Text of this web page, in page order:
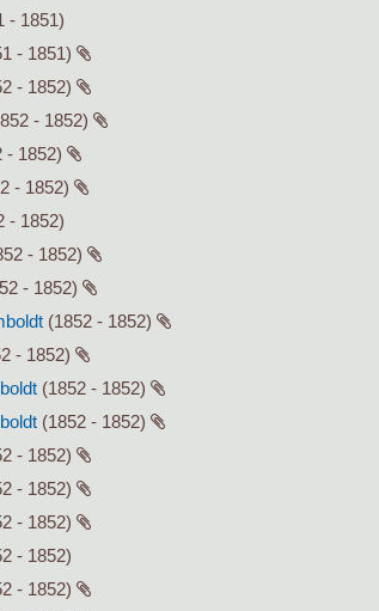
- 1851)
- 1851)
- 1852)
- 1852)
- 1852)
- 1852)
- 1852)
- 1852)
- 1852)
(1852 - 1852)
- 1852)
(1852 - 1852)
(1852 - 1852)
- 1852)
- 1852)
- 1852)
- 1852)
- 1852)